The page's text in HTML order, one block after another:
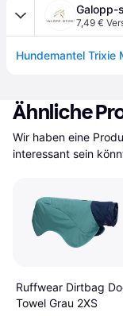
Galopp-
7,49 €
Hundemantel Trixie
Ähnliche
Wir haben eine
interessant sein
Ruffwear Dirtbag
Towel Grau 2XS